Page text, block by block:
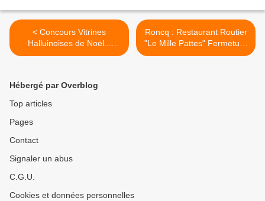
< Concours Vitrines
Halluinoises de Noël...
Résultats (Janv. 2023).
Roncq : Restaurant Routier
"Le Mille Pattes" Fermeture
Définitive... Historique
Hébergé par Overblog
Top articles
Pages
Contact
Signaler un abus
C.G.U.
Cookies et données personnelles